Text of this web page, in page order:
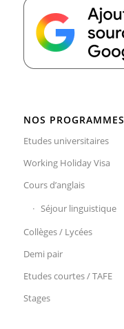
NOS PROGRAMMES
Etudes universitaires
Working Holiday Visa
Cours d’anglais
Séjour linguistique
Collèges / Lycées
Demi pair
Etudes courtes / TAFE
Stages